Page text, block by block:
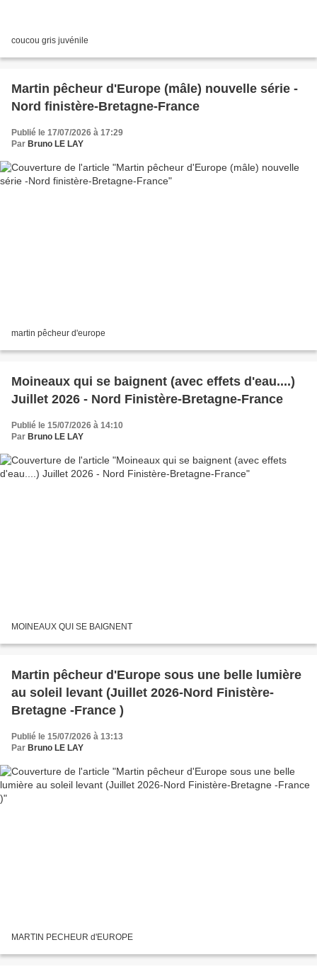
coucou gris juvénile
Martin pêcheur d'Europe (mâle) nouvelle série -
Nord finistère-Bretagne-France
Publié le 17/07/2026 à 17:29
Par Bruno LE LAY
martin pêcheur d'europe
Moineaux qui se baignent (avec effets d'eau....)
Juillet 2026 - Nord Finistère-Bretagne-France
Publié le 15/07/2026 à 14:10
Par Bruno LE LAY
MOINEAUX QUI SE BAIGNENT
Martin pêcheur d'Europe sous une belle lumière
au soleil levant (Juillet 2026-Nord Finistère-
Bretagne -France )
Publié le 15/07/2026 à 13:13
Par Bruno LE LAY
MARTIN PECHEUR d'EUROPE